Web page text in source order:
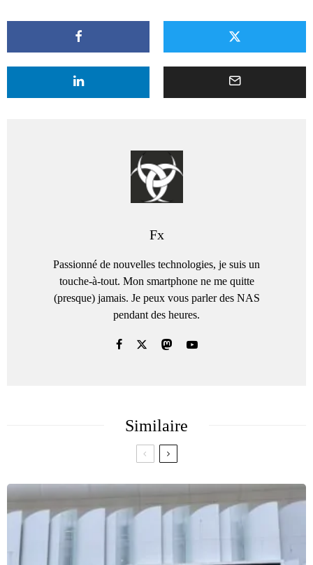
Fx
Passionné de nouvelles technologies, je suis un
touche-à-tout. Mon smartphone ne me quitte
(presque) jamais. Je peux vous parler des NAS
pendant des heures.
Similaire